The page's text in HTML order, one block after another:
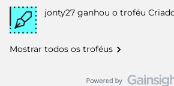
jonty27 ganhou o troféu
Mostrar todos os troféus